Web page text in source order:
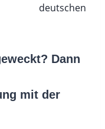
Dann
mit der